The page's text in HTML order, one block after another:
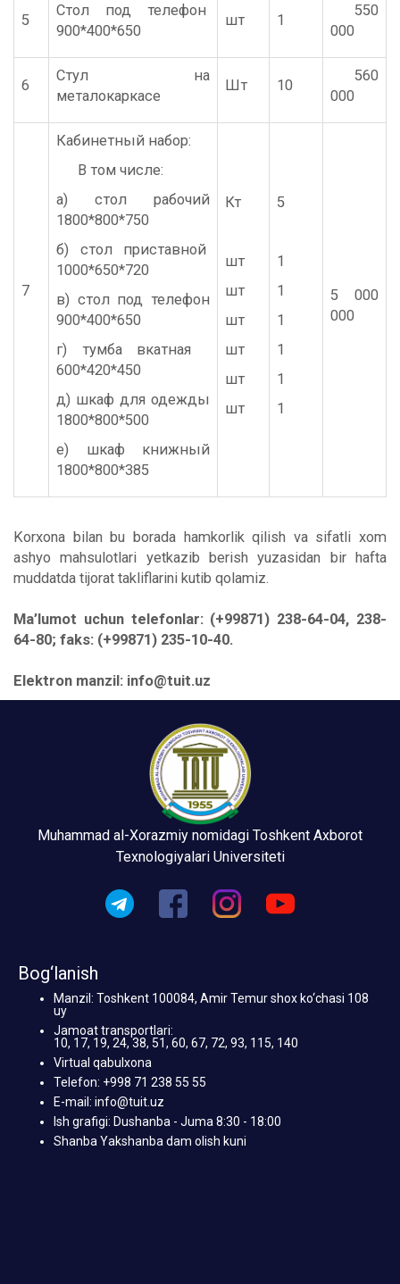
5
Стол под телефон
900*400*650
шт 1
550
000
6
Стул на
металокаркасе
Шт 10
560
000
7
Кабинетный набор:
В том числе:
а) стол рабочий
1800*800*750
б) стол приставной
1000*650*720
в) стол под телефон
900*400*650
г) тумба вкатная
600*420*450
д) шкаф для одежды
1800*800*500
е) шкаф книжный
1800*800*385
Кт
шт
шт
шт
шт
шт
шт
5
1
1
1
1
1
1
5 000
000
Korxona bilan bu borada hamkorlik qilish va sifatli xom
ashyo mahsulotlari yetkazib berish yuzasidan bir hafta
muddatda tijorat takliflarini kutib qolamiz.
Ma’lumot uchun telefonlar: (+99871) 238-64-04, 238-
64-80; faks: (+99871) 235-10-40.
Elektron manzil: info@tuit.uz
Muhammad al-Xorazmiy nomidagi Toshkent Axborot
Texnologiyalari Universiteti
Bog‘lanish
Manzil: Toshkent 100084, Amir Temur shox ko‘chasi 108
uy
Jamoat transportlari:
10, 17, 19, 24, 38, 51, 60, 67, 72, 93, 115, 140
Virtual qabulxona
Telefon: +998 71 238 55 55
E-mail: info@tuit.uz
Ish grafigi: Dushanba - Juma 8:30 - 18:00
Shanba Yakshanba dam olish kuni